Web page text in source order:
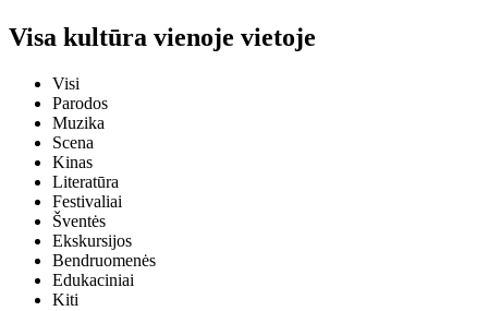
Visa kultūra vienoje vietoje
Visi
Parodos
Muzika
Scena
Kinas
Literatūra
Festivaliai
Šventės
Ekskursijos
Bendruomenės
Edukaciniai
Kiti